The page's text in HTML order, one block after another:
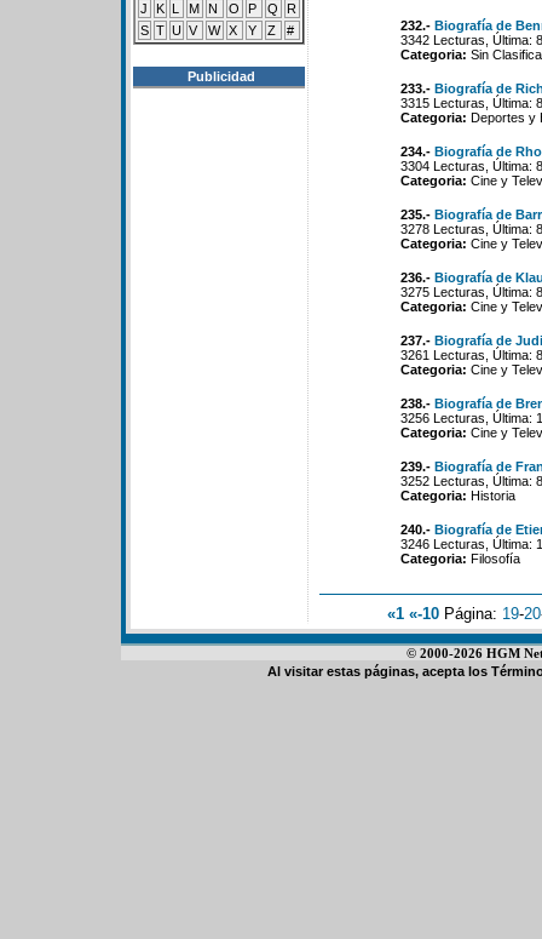
J
K L M N O P Q
R
S T U V W X Y Z #
Publicidad
232.- Biografía de
3342 Lecturas, Última:
Categoria: Sin
233.- Biografía de
3315 Lecturas, Última:
Categoria: Deportes y
234.- Biografía de
3304 Lecturas, Última:
Categoria: Cine y
235.- Biografía de
3278 Lecturas, Última:
Categoria: Cine y
236.- Biografía de
3275 Lecturas, Última:
Categoria: Cine y
237.- Biografía de
3261 Lecturas, Última:
Categoria: Cine y
238.- Biografía de
3256 Lecturas, Última:
Categoria: Cine y
239.- Biografía de
3252 Lecturas, Última:
Categoria: Historia
240.- Biografía de
3246 Lecturas, Última:
Categoria: Filosofía
«1 «-10 Página: 19-20
© 2000-2026 HGM
Al visitar estas páginas, acepta los